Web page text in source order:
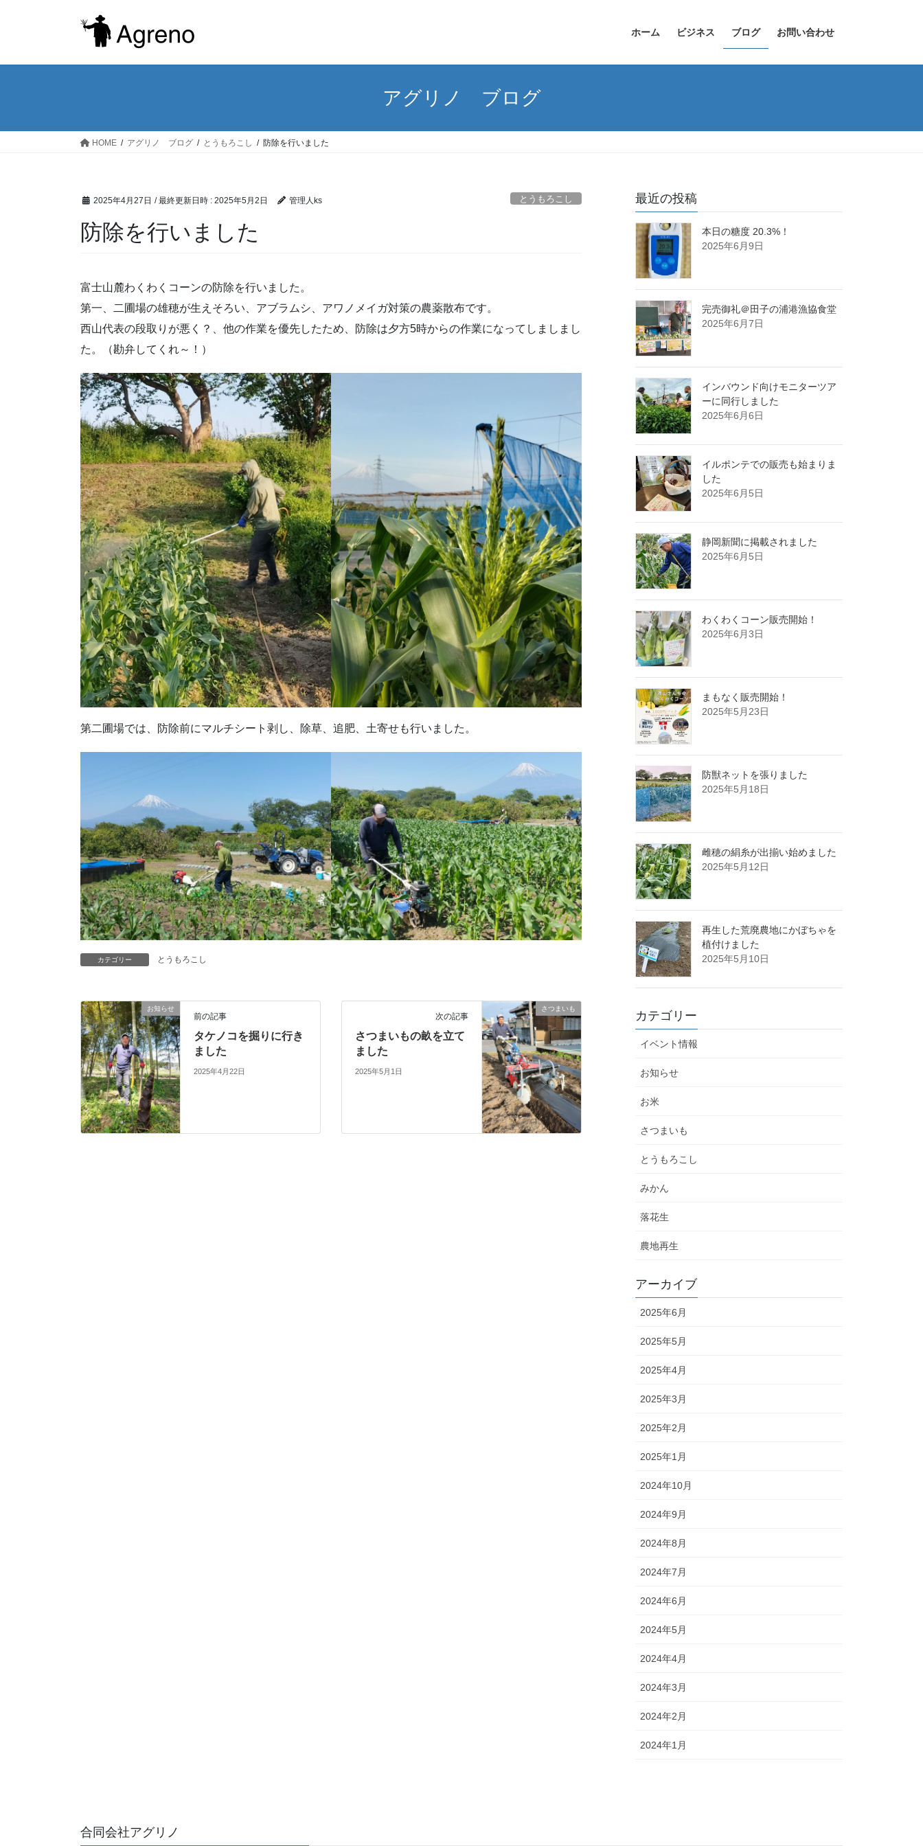
ホーム ビジネス ブログ お問い合わせ
アグリノ ブログ
HOME アグリノ ブログ とうもろこし 防除を行いました
2025年4月27日 / 最終更新日時 : 2025年5月2日 管理人ks とうもろこし
防除を行いました
富士山麓わくわくコーンの防除を行いました。
第一、二圃場の雄穂が生えそろい、アブラムシ、アワノメイガ対策の農薬散布です。
西山代表の段取りが悪く？、他の作業を優先したため、防除は夕方5時からの作業になってしましまし
た。（勘弁してくれ～！）
第二圃場では、防除前にマルチシート剥し、除草、追肥、土寄せも行いました。
カテゴリー とうもろこし
お知らせ
前の記事
タケノコを掘りに行き
ました
2025年4月22日
さつまいも
次の記事
さつまいもの畝を立て
ました
2025年5月1日
最近の投稿
本日の糖度 20.3%！
2025年6月9日
完売御礼＠田子の浦港漁協食堂
2025年6月7日
インバウンド向けモニターツア
ーに同行しました
2025年6月6日
イルポンテでの販売も始まりま
した
2025年6月5日
静岡新聞に掲載されました
2025年6月5日
わくわくコーン販売開始！
2025年6月3日
まもなく販売開始！
2025年5月23日
防獣ネットを張りました
2025年5月18日
雌穂の絹糸が出揃い始めました
2025年5月12日
再生した荒廃農地にかぼちゃを
植付けました
2025年5月10日
カテゴリー
イベント情報
お知らせ
お米
さつまいも
とうもろこし
みかん
落花生
農地再生
アーカイブ
2025年6月
2025年5月
2025年4月
2025年3月
2025年2月
2025年1月
2024年10月
2024年9月
2024年8月
2024年7月
2024年6月
2024年5月
2024年4月
2024年3月
2024年2月
2024年1月
合同会社アグリノ